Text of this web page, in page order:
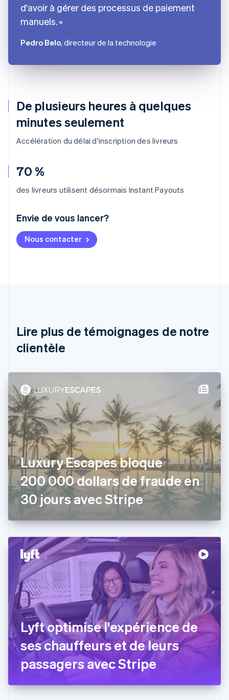
De plusieurs heures à quelques
minutes seulement
Accélération du délai d'inscription des livreurs
70 %
des livreurs utilisent désormais Instant Payouts
Envie de vous lancer?
Nous contacter
d'avoir à gérer des processus de paiement
manuels.
Pedro Belo, directeur de la technologie
Lire plus de témoignages de notre
clientèle
Luxury Escapes bloque
200 000 dollars de fraude en
30 jours avec Stripe
Lyft optimise l'expérience de
ses chauffeurs et de leurs
passagers avec Stripe
Allemagne
DeutschEnglish
Australie
Bulgarie
English
Canada
Chine continentale
Chypre
English
Croatie
EnglishItaliano
Danemark
English
Émirats arabes unis
English
Espagne
Español English
Estonie
États-Unis
Finlande
English Svenska
France
Français
Gibraltar
English
Grèce
English
Hongrie
English
Inde
English
Irlande
Italie